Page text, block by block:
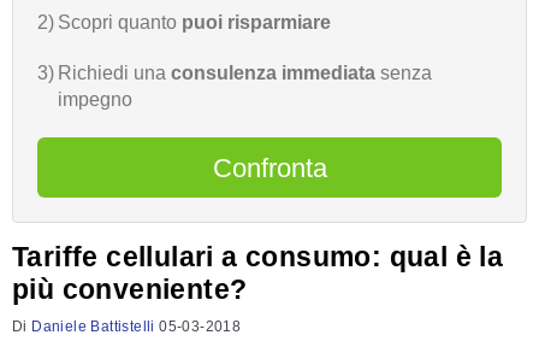
2) Scopri quanto puoi risparmiare
3) Richiedi una consulenza immediata senza
impegno
Confronta
Tariffe cellulari a consumo: qual è la
più conveniente?
Di Daniele Battistelli 05-03-2018